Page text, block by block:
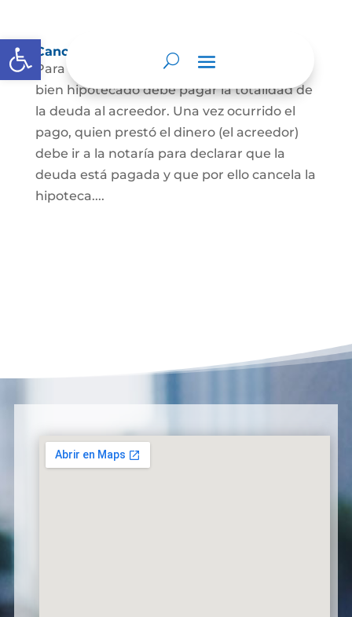
Abrir barra de herramientas
Cancelación de Hipoteca
Para cancelar una hipoteca, el dueño del
bien hipotecado debe pagar la totalidad de
la deuda al acreedor. Una vez ocurrido el
pago, quien prestó el dinero (el acreedor)
debe ir a la notaría para declarar que la
deuda está pagada y que por ello cancela la
hipoteca....